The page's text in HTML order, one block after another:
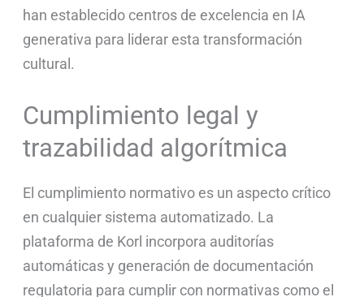
han establecido centros de excelencia en IA
generativa para liderar esta transformación
cultural.
Cumplimiento legal y
trazabilidad algorítmica
El cumplimiento normativo es un aspecto crítico
en cualquier sistema automatizado. La
plataforma de Korl incorpora auditorías
automáticas y generación de documentación
regulatoria para cumplir con normativas como el